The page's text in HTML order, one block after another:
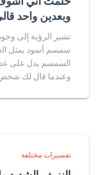
وبعدين واحد
تشير الرؤية إلى
سمسم أسود يمثل
السمسم يدل على
وعندما قال لك
تفسيرات مختلفة